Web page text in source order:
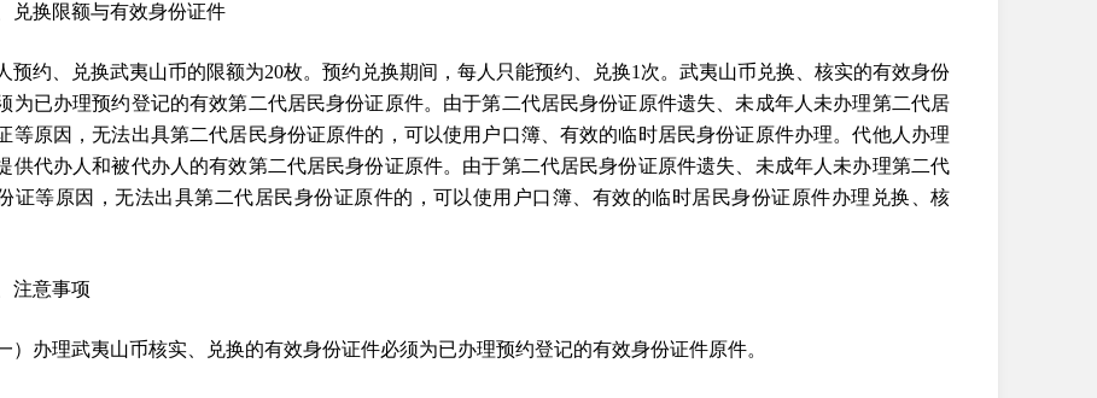
兑换限额与有效身份证件
预约、兑换武夷山币的限额为20枚。预约兑换期间，每人只能预约、兑换1次。武夷山币兑换、核实的有效身份
为已办理预约登记的有效第二代居民身份证原件。由于第二代居民身份证原件遗失、未成年人未办理第二代居
等原因，无法出具第二代居民身份证原件的，可以使用户口簿、有效的临时居民身份证原件办理。代他人办理
供代办人和被代办人的有效第二代居民身份证原件。由于第二代居民身份证原件遗失、未成年人未办理第二代
证等原因，无法出具第二代居民身份证原件的，可以使用户口簿、有效的临时居民身份证原件办理兑换、核
注意事项
一）办理武夷山币核实、兑换的有效身份证件必须为已办理预约登记的有效身份证件原件。